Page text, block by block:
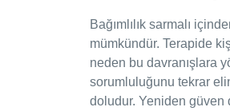
Bağımlılık sarmalı
mümkündür. Terapide
neden bu davranışlara
sorumluluğunu tekrar
doludur. Yeniden güven